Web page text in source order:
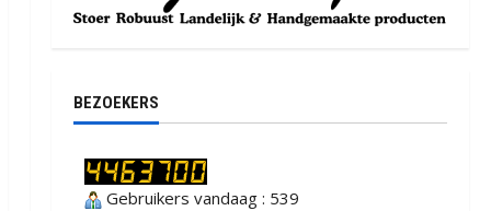
BEZOEKERS
Gebruikers vandaag : 539